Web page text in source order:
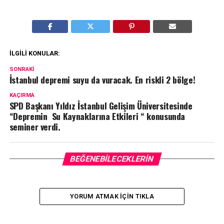
İLGILI KONULAR:
SONRAKI
İstanbul depremi suyu da vuracak. En riskli 2 bölge!
KAÇIRMA
SPD Başkanı Yıldız İstanbul Gelişim Üniversitesinde
“Depremin Su Kaynaklarına Etkileri “ konusunda
seminer verdi.
BEĞENEBILECEKLERIN
YORUM ATMAK IÇIN TIKLA